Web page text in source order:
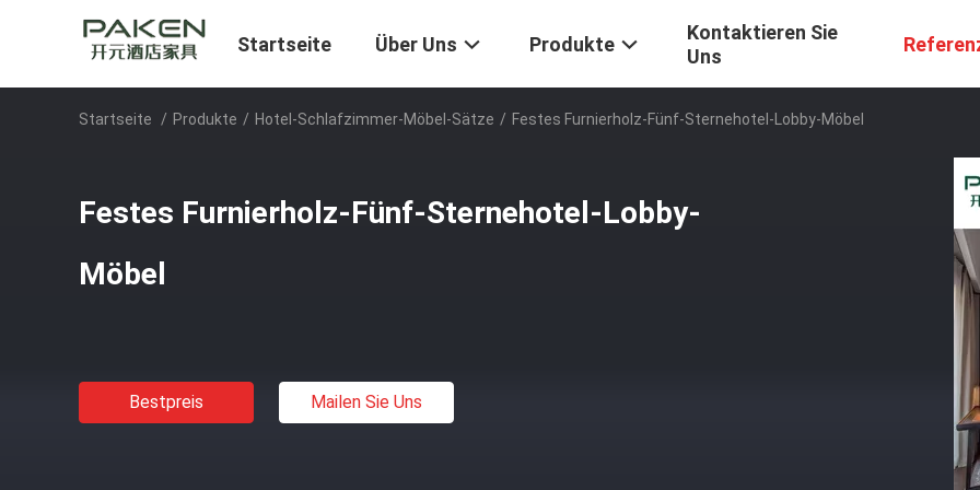
Startseite Über Uns Produkte
Kontaktieren Sie
Uns
Startseite / Produkte / Hotel-Schlafzimmer-Möbel-Sätze / Festes Furnierholz-Fünf-Sternehotel-Lobby-Möbel
Festes Furnierholz-Fünf-Sternehotel-Lobby-
Möbel
Bestpreis Mailen Sie Uns